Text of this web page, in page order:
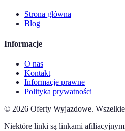
Strona główna
Blog
Informacje
O nas
Kontakt
Informacje prawne
Polityka prywatności
© 2026 Oferty Wyjazdowe.
Niektóre linki są linkami